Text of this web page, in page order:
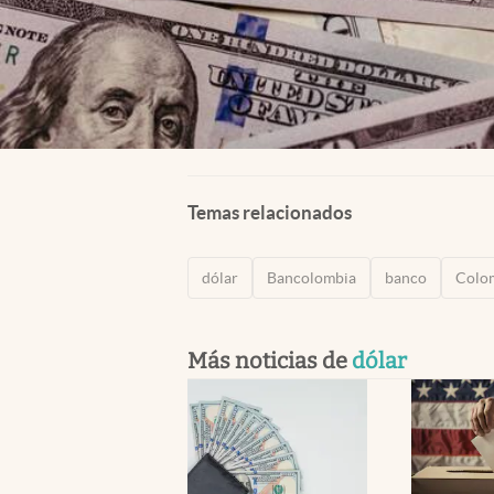
Temas relacionados
dólar Bancolombia banco
Más noticias de dólar